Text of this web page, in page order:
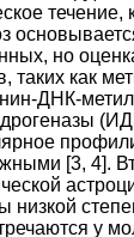
течение,
но
таких как
ДНК-
[3, 4].
низкой
у